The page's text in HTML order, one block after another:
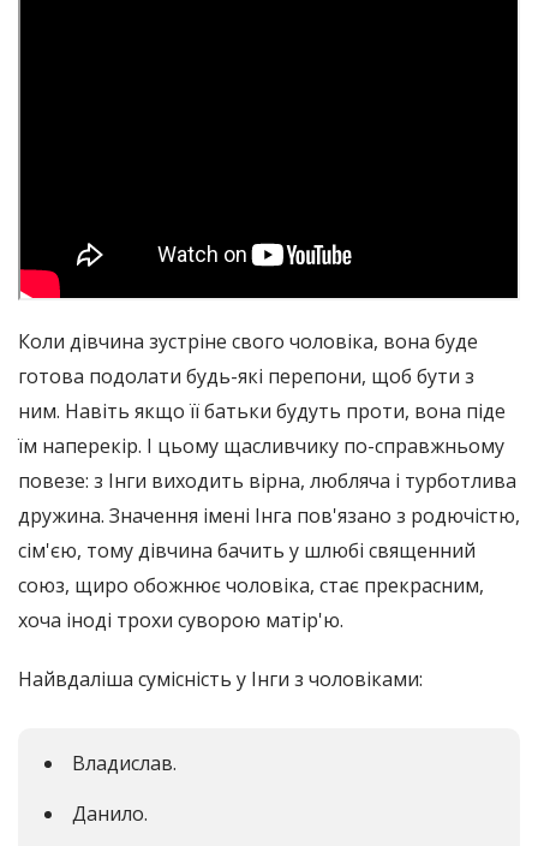
Коли дівчина зустріне свого чоловіка, вона буде
готова подолати будь-які перепони, щоб бути з
ним. Навіть якщо її батьки будуть проти, вона піде
їм наперекір. І цьому щасливчику по-справжньому
повезе: з Інги виходить вірна, любляча і турботлива
дружина. Значення імені Інга пов'язано з родючістю,
сім'єю, тому дівчина бачить у шлюбі священний
союз, щиро обожнює чоловіка, стає прекрасним,
хоча іноді трохи суворою матір'ю.
Найвдаліша сумісність у Інги з чоловіками:
Владислав.
Данило.